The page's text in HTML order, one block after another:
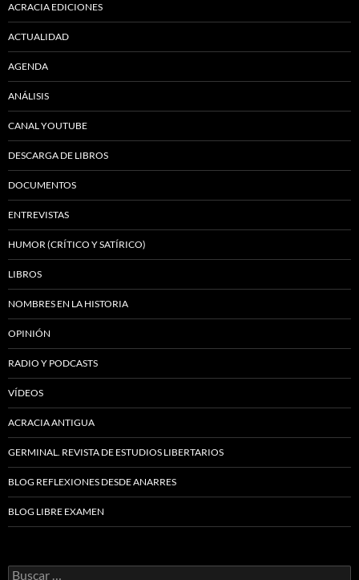
ACRACIA EDICIONES
ACTUALIDAD
AGENDA
ANÁLISIS
CANAL YOUTUBE
DESCARGA DE LIBROS
DOCUMENTOS
ENTREVISTAS
HUMOR (CRÍTICO Y SATÍRICO)
LIBROS
NOMBRES EN LA HISTORIA
OPINIÓN
RADIO Y PODCASTS
VÍDEOS
ACRACIA ANTIGUA
GERMINAL. REVISTA DE ESTUDIOS LIBERTARIOS
BLOG REFLEXIONES DESDE ANARRES
BLOG LIBRE EXAMEN
Buscar: